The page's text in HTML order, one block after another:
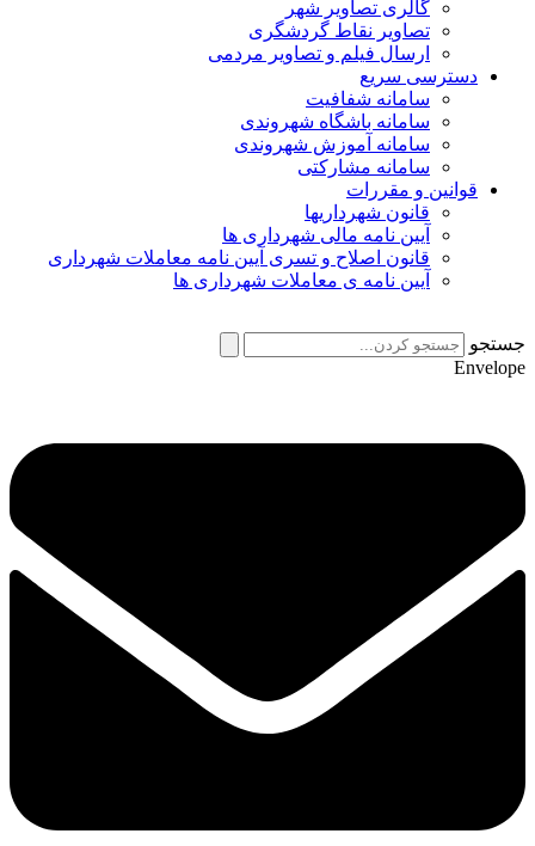
گالری تصاویر شهر
تصاویر نقاط گردشگری
ارسال فیلم و تصاویر مردمی
دسترسی سریع
سامانه شفافیت
سامانه باشگاه شهروندی
سامانه آموزش شهروندی
سامانه مشارکتی
قوانین و مقررات
قانون شهرداریها
آیین نامه مالی شهرداری ها
قانون اصلاح و تسری آیین نامه معاملات شهرداری
آیین نامه ی معاملات شهرداری ها
جستجو
Envelope